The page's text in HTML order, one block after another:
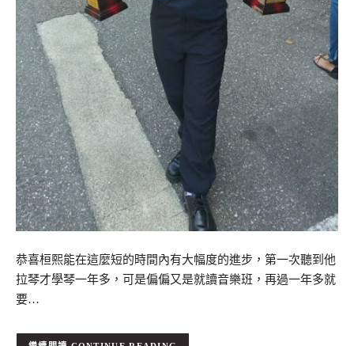
恭喜桓熙能在這麼短的時間內有大幅度的進步，第一次聽到他
拉琴才學琴一年多，可是偏偏又是就讀音樂班，再過一年多就
要…